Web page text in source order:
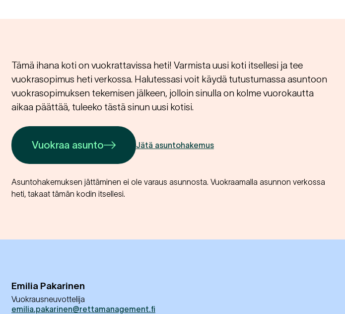
Tämä ihana koti on vuokrattavissa heti! Varmista uusi koti itsellesi ja tee
vuokrasopimus heti verkossa. Halutessasi voit käydä tutustumassa asuntoon
vuokrasopimuksen tekemisen jälkeen, jolloin sinulla on kolme vuorokautta
aikaa päättää, tuleeko tästä sinun uusi kotisi.
Vuokraa asunto Jätä asuntohakemus
Asuntohakemuksen jättäminen ei ole varaus asunnosta. Vuokraamalla asunnon verkossa
heti, takaat tämän kodin itsellesi.
Emilia Pakarinen
Vuokrausneuvottelija
emilia.pakarinen@rettamanagement.fi